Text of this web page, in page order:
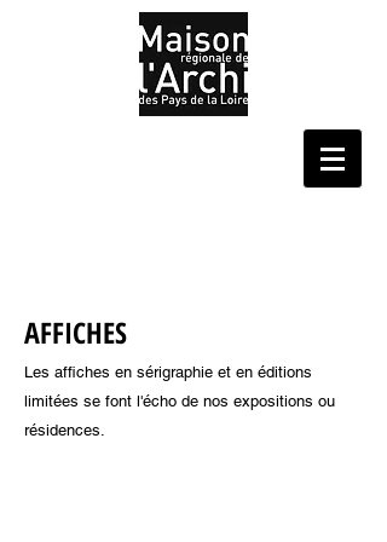
AFFICHES
Les affiches en sérigraphie et en éditions
limitées se font l'écho de nos expositions ou
résidences.